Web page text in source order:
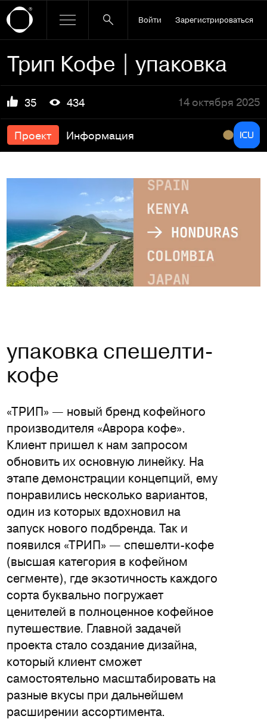
Войти Зарегистрироваться
Трип Кофе | упаковка
35 434 14 октября 2025
Проект Информация
упаковка спешелти-
кофе
«ТРИП» — новый бренд кофейного
производителя «Аврора кофе».
Клиент пришел к нам запросом
обновить их основную линейку. На
этапе демонстрации концепций, ему
понравились несколько вариантов,
один из которых вдохновил на
запуск нового подбренда. Так и
появился «ТРИП» — спешелти-кофе
(высшая категория в кофейном
сегменте), где экзотичность каждого
сорта буквально погружает
ценителей в полноценное кофейное
путешествие. Главной задачей
проекта стало создание дизайна,
который клиент сможет
самостоятельно масштабировать на
разные вкусы при дальнейшем
расширении ассортимента.